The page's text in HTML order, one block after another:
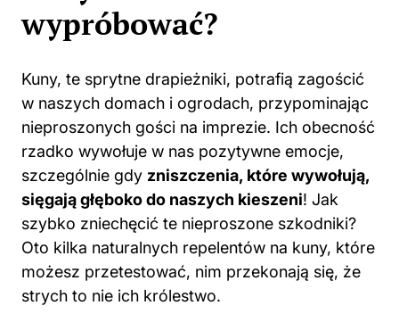
Kuny, te sprytne drapieżniki, potrafią zagościć
nieproszonych gości na imprezie. Ich obecność
rzadko wywołuje w nas pozytywne emocje,
szczególnie gdyzniszczenia, które wywołują,
sięgają głęboko do naszych kieszeni! Jak
szybko zniechęcić te nieproszone szkodniki?
Oto kilka naturalnych repelentów na kuny, które
możesz przetestować, nim przekonają się, że
strych to nie ich królestwo.
Ocet na kuny – magiczna mikstura